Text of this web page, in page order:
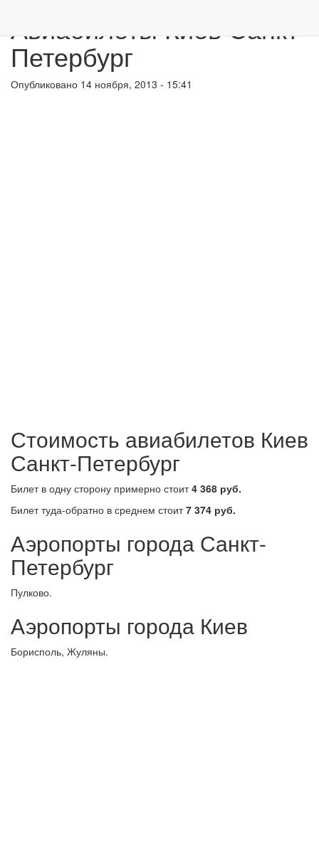
Авиабилеты Киев Санкт-
Петербург
Опубликовано 14 ноября, 2013 - 15:41
Стоимость авиабилетов Киев
Санкт-Петербург
Билет в одну сторону примерно стоит4 368 руб.
Билет туда-обратно в среднем стоит7 374 руб.
Аэропорты города Санкт-
Петербург
Пулково.
Аэропорты города Киев
Борисполь, Жуляны.